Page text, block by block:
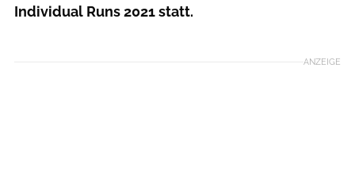
Individual Runs 2021 statt.
ANZEIGE